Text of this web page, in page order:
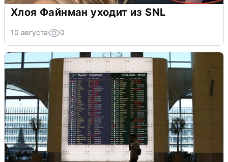
Хлоя Файнман уходит из SNL
10 августа 0